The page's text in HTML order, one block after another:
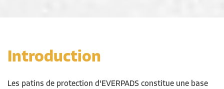
Introduction
Les patins de protection d'EVERPADS constitue une base